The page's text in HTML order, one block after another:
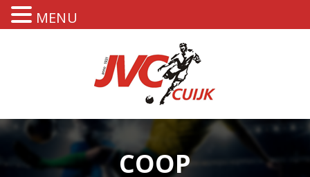
COOP
MENU